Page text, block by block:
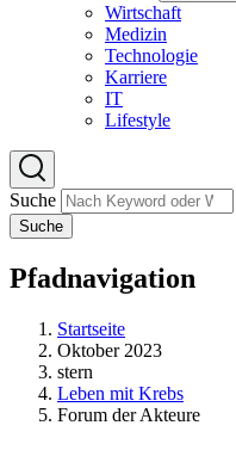
Wirtschaft
Medizin
Technologie
Karriere
IT
Lifestyle
Suche
Suche
Pfadnavigation
Startseite
Oktober 2023
stern
Leben mit Krebs
Forum der Akteure